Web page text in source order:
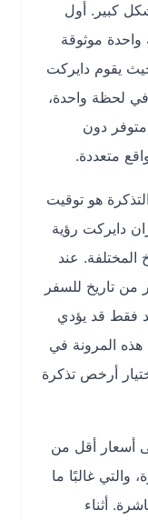
أول
موثوقة
دايركت
واحدة،
دون
هو توقيت
رؤية
عند
للسفر
قد يؤدي
في
تذكرة
أقل من
غالبًا ما